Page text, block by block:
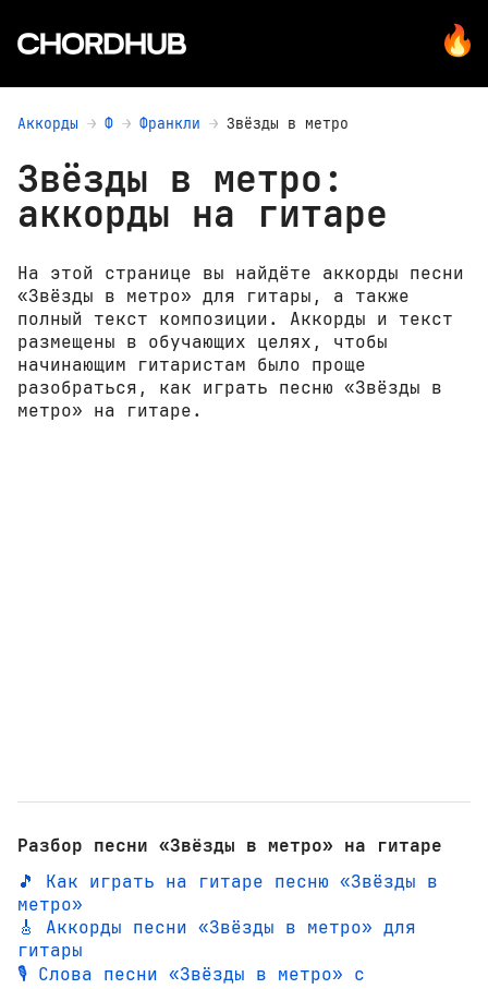
Аккорды Ф Франкли Звёзды в метро
Звёзды в метро:
аккорды на гитаре
На этой странице вы найдёте аккорды песни
«Звёзды в метро» для гитары, а также
полный текст композиции. Аккорды и текст
размещены в обучающих целях, чтобы
начинающим гитаристам было проще
разобраться, как играть песню «Звёзды в
метро» на гитаре.
Разбор песни «Звёзды в метро» на гитаре
🎵 Как играть на гитаре песню «Звёзды в
метро»
🎸 Аккорды песни «Звёзды в метро» для
гитары
🎙️ Слова песни «Звёзды в метро» с